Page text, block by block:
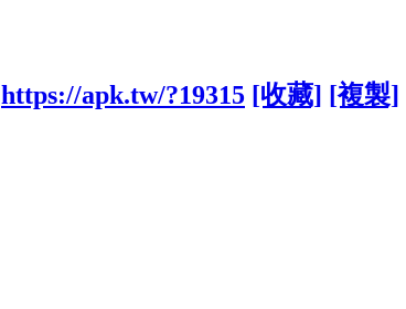
https://apk.tw/?19315 [收藏] [複製]